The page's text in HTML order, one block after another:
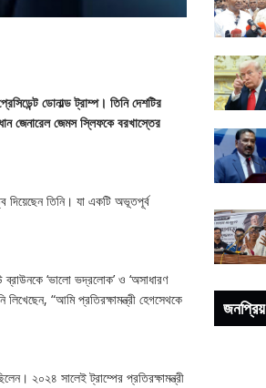
ডোনাল্ড ট্রাম্প। তিনি দেশটির
জেনারেল জেমস স্লিফকে বরখাস্তের
দিয়েছেন তিনি। যা একটি অভূতপূর্ব
ব্রাউনকে ‘ভালো ভদ্রলোক’ ও ‘অসাধারণ
“আমি প্রতিরক্ষামন্ত্রী হেগসেথকে
২০২৪ সালেই ট্রাম্পের প্রতিরক্ষামন্ত্রী
জনপ্রিয়